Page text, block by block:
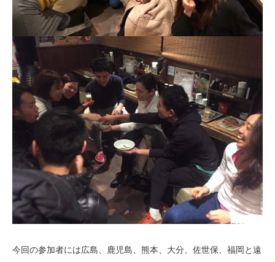
今回の参加者には広島、鹿児島、熊本、大分、佐世保、福岡と遠